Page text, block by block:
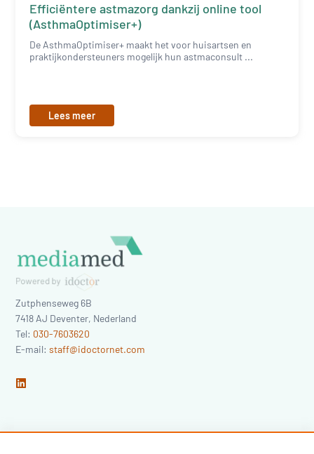
Efficiëntere astmazorg dankzij online tool
(AsthmaOptimiser+)
De AsthmaOptimiser+ maakt het voor huisartsen en
praktijkondersteuners mogelijk hun astmaconsult ...
Lees meer
Zutphenseweg 6B
7418 AJ Deventer, Nederland
Tel: 030-7603620
E-mail:staff@idoctornet.com